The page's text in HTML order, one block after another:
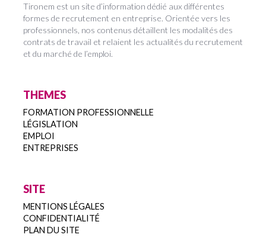
Tironem est un site d’information dédié aux différentes
formes de recrutement en entreprise. Orientée vers les
professionnels, nos contenus détaillent les modalités des
contrats de travail et relaient les actualités du recrutement
et du marché de l’emploi.
THEMES
FORMATION PROFESSIONNELLE
LÉGISLATION
EMPLOI
ENTREPRISES
SITE
MENTIONS LÉGALES
CONFIDENTIALITÉ
PLAN DU SITE